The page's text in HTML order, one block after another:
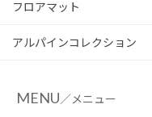
フロアマット
アルパインコレクション
MENU／メニュー